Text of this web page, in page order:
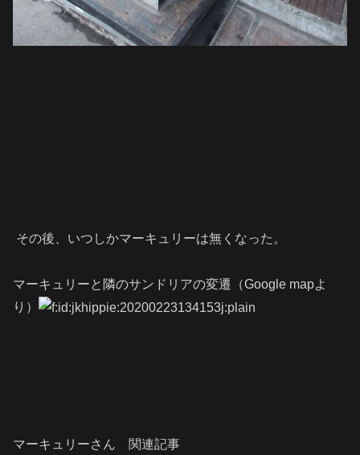
その後、いつしかマーキュリーは無くなった。
マーキュリーと隣のサンドリアの変遷（Google mapよ
り）
マーキュリーさん 関連記事